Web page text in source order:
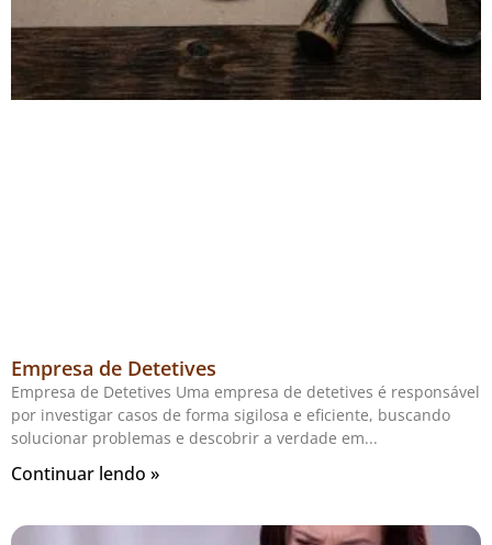
Empresa de Detetives
Empresa de Detetives Uma empresa de detetives é responsável
por investigar casos de forma sigilosa e eficiente, buscando
solucionar problemas e descobrir a verdade em
Continuar lendo »